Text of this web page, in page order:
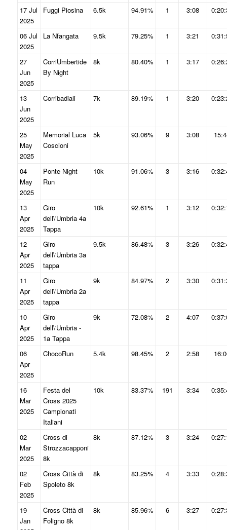
17 Jul
2025
Fuggi Piosina 6.5k 94.91% 1 3:08
06 Jul
2025
La Nfangata 9.5k 79.25% 1 3:21
27
Jun
2025
CorriUmbertide
By Night
8k 80.40% 1 3:17
13
Jun
2025
Corribadiali 7k 89.19% 1 3:20
25
May
2025
Memorial Luca
Coscioni
5k 93.06% 9 3:08
04
May
2025
Ponte Night
Run
10k 91.06% 3 3:16
13
Apr
2025
Giro
dell\'Umbria 4a
Tappa
10k 92.61% 1 3:12
12
Apr
2025
Giro
dell\'Umbria 3a
tappa
9.5k 86.48% 3 3:26
11
Apr
2025
Giro
dell\'Umbria 2a
tappa
9k 84.97% 2 3:30
10
Apr
2025
Giro
dell\'Umbria -
1a Tappa
9k 72.08% 2 4:07
06
Apr
2025
ChocoRun 5.4k 98.45% 2 2:58
16
Mar
2025
Festa del
Cross 2025
Campionati
Italiani
10k 83.37% 191 3:34
02
Mar
2025
Cross di
Strozzacapponi
8k
8k 87.12% 3 3:24
02
Feb
2025
Cross Città di
Spoleto 8k
8k 83.25% 4 3:33
19
Jan
Cross Città di
Foligno 8k
8k 85.96% 6 3:27